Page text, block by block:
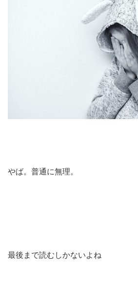
やば。普通に無理。
最後まで読むしかないよね